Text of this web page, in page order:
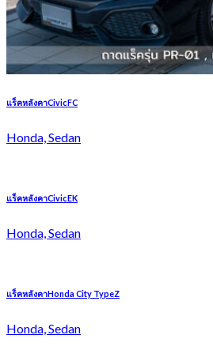
แร็คหลังคาCivicFC
Honda, Sedan
แร็คหลังคาCivicEK
Honda, Sedan
แร็คหลังคาHonda City TypeZ
Honda, Sedan